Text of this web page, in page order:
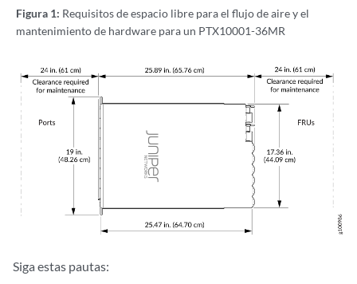
Figura 1: Requisitos de espacio libre para el flujo de aire y el
mantenimiento de hardware para un PTX10001-36MR
Siga estas pautas: